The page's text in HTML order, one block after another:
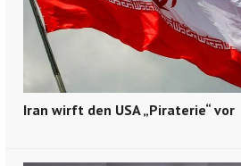
Iran wirft den USA „Piraterie“ vor